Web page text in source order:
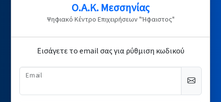
Ο.Α.Κ. Μεσσηνίας
Ψηφιακό Κέντρο Επιχειρήσεων "Ήφαιστος"
Εισάγετε το email σας για ρύθμιση κωδικού
Email